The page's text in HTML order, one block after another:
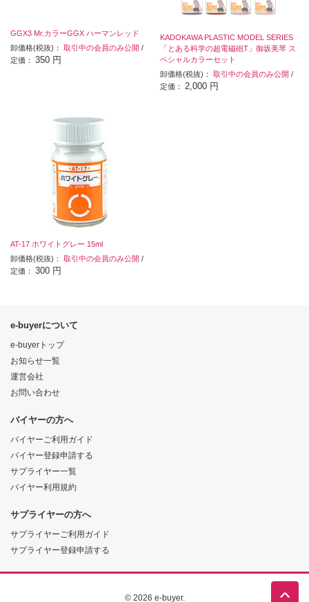
GGX3 Mr.カラーGGX ハーマンレッド
卸価格(税抜)： 取引中の会員のみ公開 /
定価： 350 円
KADOKAWA PLASTIC MODEL SERIES
「とある科学の超電磁砲T」御坂美琴 ス
ペシャルカラーセット
卸価格(税抜)：取引中の会員のみ公開 /
定価： 2,000 円
AT-17 ホワイトグレー 15ml
卸価格(税抜)： 取引中の会員のみ公開 /
定価： 300 円
e-buyerについて
e-buyerトップ
お知らせ一覧
運営会社
お問い合わせ
バイヤーの方へ
バイヤーご利用ガイド
バイヤー登録申請する
サプライヤー一覧
バイヤー利用規約
サプライヤーの方へ
サプライヤーご利用ガイド
サプライヤー登録申請する
© 2026 e-buyer.